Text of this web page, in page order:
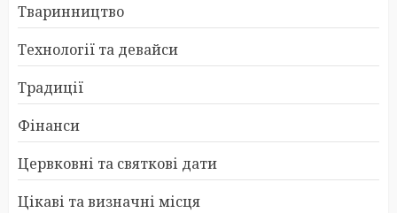
Тваринництво
Технології та девайси
Традиції
Фінанси
Цервковні та святкові дати
Цікаві та визначні місця